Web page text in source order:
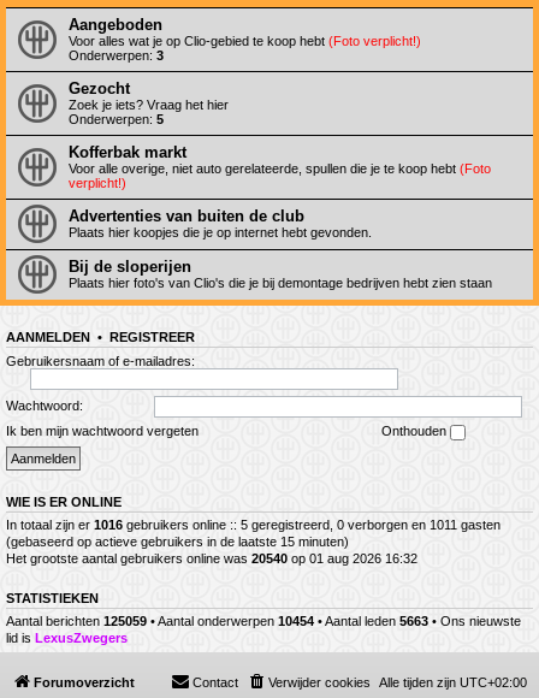
Aangeboden
Voor alles wat je op Clio-gebied te koop hebt (Foto verplicht!)
Onderwerpen: 3
Gezocht
Zoek je iets? Vraag het hier
Onderwerpen: 5
Kofferbak markt
Voor alle overige, niet auto gerelateerde, spullen die je te koop hebt (Foto
verplicht!)
Advertenties van buiten de club
Plaats hier koopjes die je op internet hebt gevonden.
Bij de sloperijen
Plaats hier foto's van Clio's die je bij demontage bedrijven hebt zien staan
AANMELDEN • REGISTREER
Gebruikersnaam of e-mailadres:
Wachtwoord:
Ik ben mijn wachtwoord vergeten
Onthouden
WIE IS ER ONLINE
In totaal zijn er 1016 gebruikers online :: 5 geregistreerd, 0 verborgen en 1011 gasten
(gebaseerd op actieve gebruikers in de laatste 15 minuten)
Het grootste aantal gebruikers online was 20540 op 01 aug 2026 16:32
STATISTIEKEN
Aantal berichten 125059 • Aantal onderwerpen 10454 • Aantal leden 5663 • Ons nieuwste
lid is LexusZwegers
Forumoverzicht Alle tijden zijn UTC+02:00
Verwijder cookies
Contact